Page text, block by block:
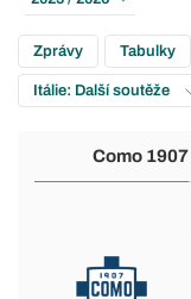
Zprávy Tabulky
Itálie: Další soutěže
Como 1907